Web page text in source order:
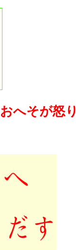
へそが怒り